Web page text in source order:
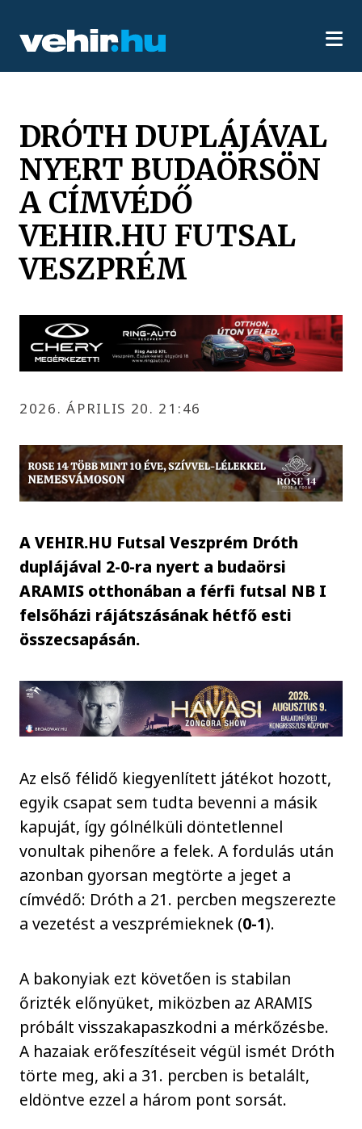
DRÓTH DUPLÁJÁVAL
NYERT BUDAÖRSÖN
A CÍMVÉDŐ
VEHIR.HU FUTSAL
VESZPRÉM
2026. ÁPRILIS 20. 21:46
A VEHIR.HU Futsal Veszprém Dróth
duplájával 2-0-ra nyert a budaörsi
ARAMIS otthonában a férfi futsal NB I
felsőházi rájátszásának hétfő esti
összecsapásán.
Az első félidő kiegyenlített játékot hozott,
egyik csapat sem tudta bevenni a másik
kapuját, így gólnélküli döntetlennel
vonultak pihenőre a felek. A fordulás után
azonban gyorsan megtörte a jeget a
címvédő: Dróth a 21. percben megszerezte
a vezetést a veszprémieknek (0-1).
A bakonyiak ezt követően is stabilan
őrizték előnyüket, miközben az ARAMIS
próbált visszakapaszkodni a mérkőzésbe.
A hazaiak erőfeszítéseit végül ismét Dróth
törte meg, aki a 31. percben is betalált,
eldöntve ezzel a három pont sorsát.